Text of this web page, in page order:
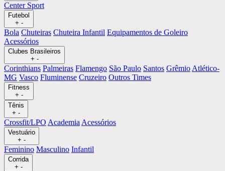
Center Sport
Futebol
+ -
Bola Chuteiras Chuteira Infantil Equipamentos de Goleiro
Acessórios
Clubes Brasileiros
+ -
Corinthians Palmeiras Flamengo São Paulo Santos Grêmio Atlético-
MG Vasco Fluminense Cruzeiro Outros Times
Fitness
+ -
Tênis
+ -
Crossfit/LPO Academia Acessórios
Vestuário
+ -
Feminino Masculino Infantil
Corrida
+ -